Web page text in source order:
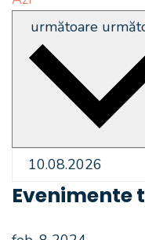
următoare
Evenimente